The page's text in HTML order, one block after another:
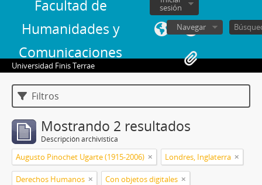
Facultad de
Humanidades y
Comunicaciones
sesión
Navegar
Universidad Finis Terrae
Filtros
Mostrando 2 resultados
Descripción archivística
Augusto Pinochet Ugarte (1915-2006) Londres, Inglaterra
Derechos Humanos Con objetos digitales